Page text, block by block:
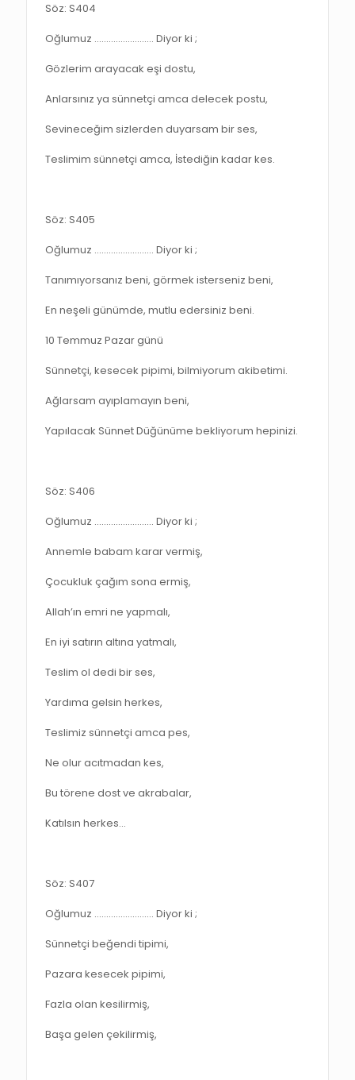
Söz: S404
Oğlumuz ……………………. Diyor ki ;
Gözlerim arayacak eşi dostu,
Anlarsınız ya sünnetçi amca delecek postu,
Sevineceğim sizlerden duyarsam bir ses,
Teslimim sünnetçi amca, İstediğin kadar kes.
Söz: S405
Oğlumuz ……………………. Diyor ki ;
Tanımıyorsanız beni, görmek isterseniz beni,
En neşeli günümde, mutlu edersiniz beni.
10 Temmuz Pazar günü
Sünnetçi, kesecek pipimi, bilmiyorum akibetimi.
Ağlarsam ayıplamayın beni,
Yapılacak Sünnet Düğünüme bekliyorum hepinizi.
Söz: S406
Oğlumuz ……………………. Diyor ki ;
Annemle babam karar vermiş,
Çocukluk çağım sona ermiş,
Allah’ın emri ne yapmalı,
En iyi satırın altına yatmalı,
Teslim ol dedi bir ses,
Yardıma gelsin herkes,
Teslimiz sünnetçi amca pes,
Ne olur acıtmadan kes,
Bu törene dost ve akrabalar,
Katılsın herkes…
Söz: S407
Oğlumuz ……………………. Diyor ki ;
Sünnetçi beğendi tipimi,
Pazara kesecek pipimi,
Fazla olan kesilirmiş,
Başa gelen çekilirmiş,